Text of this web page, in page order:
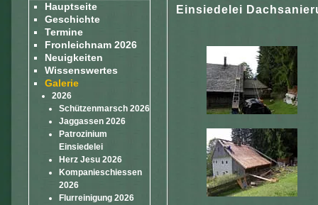
Hauptseite
Geschichte
Termine
Fronleichnam 2026
Neuigkeiten
Wissenswertes
Galerie
2026
Schützenmarsch 2026
Jaggassen 2026
Patrozinium
Einsiedelei
Herz Jesu 2026
Kompanieschiessen
2026
Flurreinigung 2026
Einsiedelei